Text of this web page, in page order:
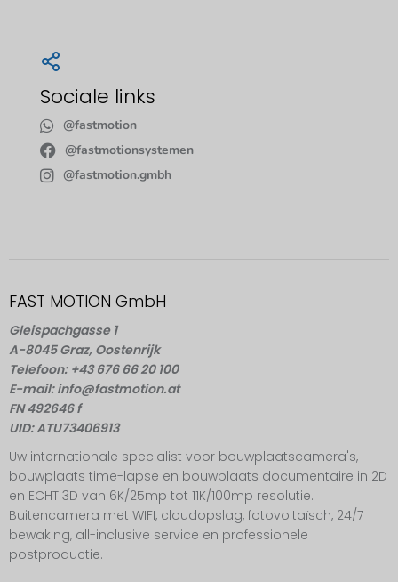
Sociale links
@fastmotion
@fastmotionsystemen
@fastmotion.gmbh
FAST MOTION GmbH
Gleispachgasse 1
A-8045 Graz, Oostenrijk
Telefoon: +43 676 66 20 100
E-mail: info@fastmotion.at
FN 492646 f
UID: ATU73406913
Uw internationale specialist voor bouwplaatscamera's,
bouwplaats time-lapse en bouwplaats documentaire in 2D
en ECHT 3D van 6K/25mp tot 11K/100mp resolutie.
Buitencamera met WIFI, cloudopslag, fotovoltaïsch, 24/7
bewaking, all-inclusive service en professionele
postproductie.